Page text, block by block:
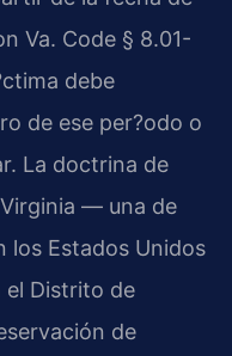
Va. Code § 8.01-
debe
de ese per?odo o
La doctrina de
— una de
los Estados Unidos
el Distrito de
de